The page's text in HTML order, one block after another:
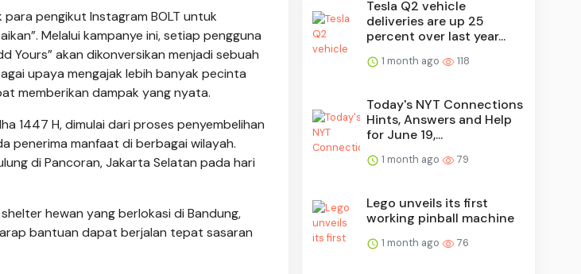
pengikut Instagram BOLT untuk
Melalui kampanye ini, setiap pengguna
Yours” akan dikonversikan menjadi sebuah
upaya mengajak lebih banyak pecinta
memberikan dampak yang nyata.
1447 H, dimulai dari proses penyembelihan
penerima manfaat di berbagai wilayah.
di Pancoran, Jakarta Selatan pada hari
hewan yang berlokasi di Bandung,
bantuan dapat berjalan tepat sasaran
Tesla Q2 vehicle
deliveries are up 25
percent over last year...
1 month ago 118
Today's NYT Connections
Hints, Answers and Help
for June 19,...
1 month ago 79
Lego unveils its first
working pinball machine
1 month ago 76